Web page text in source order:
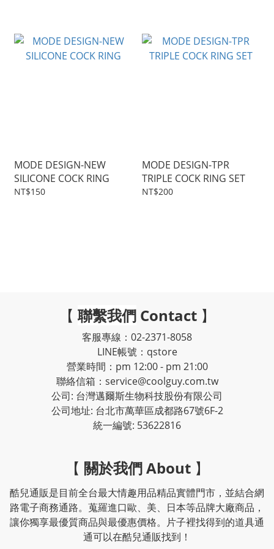
MODE DESIGN-NEW
SILICONE COCK RING
NT$150
MODE DESIGN-TPR
TRIPLE COCK RING SET
NT$200
【 聯繫我們 Contact 】
客服專線：02-2371-8058
LINE帳號：qstore
營業時間：pm 12:00 - pm 21:00
聯絡信箱：service@coolguy.com.tw
公司: 台灣邁爾斯生物科技股份有限公司
公司地址: 台北市萬華區成都路67號6F-2
統一編號: 53622816
【 關於我們 About 】
酷兒通販是目前全台最大情趣用品精品實體門市，並結合網
路電子商務通路。蒐羅進口歐、美、日本等品牌大廠商品，
讓你獨享最優質商品與最優惠價格。片子裡找得到的道具通
通可以在酷兒通販找到！